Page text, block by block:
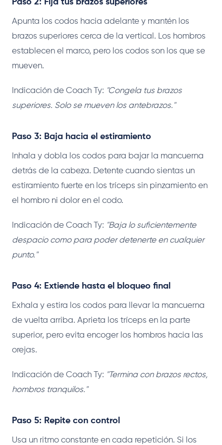
Paso 2: Fija tus brazos superiores
Apunta los codos hacia adelante y mantén los
brazos superiores cerca de la vertical. Los hombros
establecen el marco, pero los codos son los que se
mueven.
Indicación de Coach Ty: "Congela tus brazos
superiores. Solo se mueven los antebrazos."
Paso 3: Baja hacia el estiramiento
Inhala y dobla los codos para bajar la mancuerna
detrás de la cabeza. Detente cuando sientas un
estiramiento fuerte en los tríceps sin pinzamiento en
el hombro ni dolor en el codo.
Indicación de Coach Ty: "Baja lo suficientemente
despacio como para poder detenerte en cualquier
punto."
Paso 4: Extiende hasta el bloqueo final
Exhala y estira los codos para llevar la mancuerna
de vuelta arriba. Aprieta los tríceps en la parte
superior, pero evita encoger los hombros hacia las
orejas.
Indicación de Coach Ty: "Termina con brazos rectos,
hombros tranquilos."
Paso 5: Repite con control
Usa un ritmo constante en cada repetición. Si los